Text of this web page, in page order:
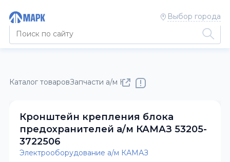
Выбор города
Каталог товаровЗапчасти а/м КАМАЗ
Кронштейн крепления блока
предохранителей а/м КАМАЗ 53205-
3722506
Электрооборудование а/м КАМАЗ